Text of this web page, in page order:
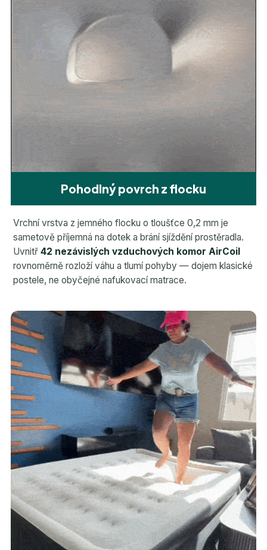
Pohodlný povrch z flocku
Vrchní vrstva z jemného flocku o tloušťce 0,2 mm je
sametově příjemná na dotek a brání sjíždění prostěradla.
Uvnitř 42 nezávislých vzduchových komor AirCoil
rovnoměrně rozloží váhu a tlumí pohyby — dojem klasické
postele, ne obyčejné nafukovací matrace.